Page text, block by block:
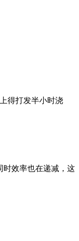
得打发半小时浇
时效率也在递减，这